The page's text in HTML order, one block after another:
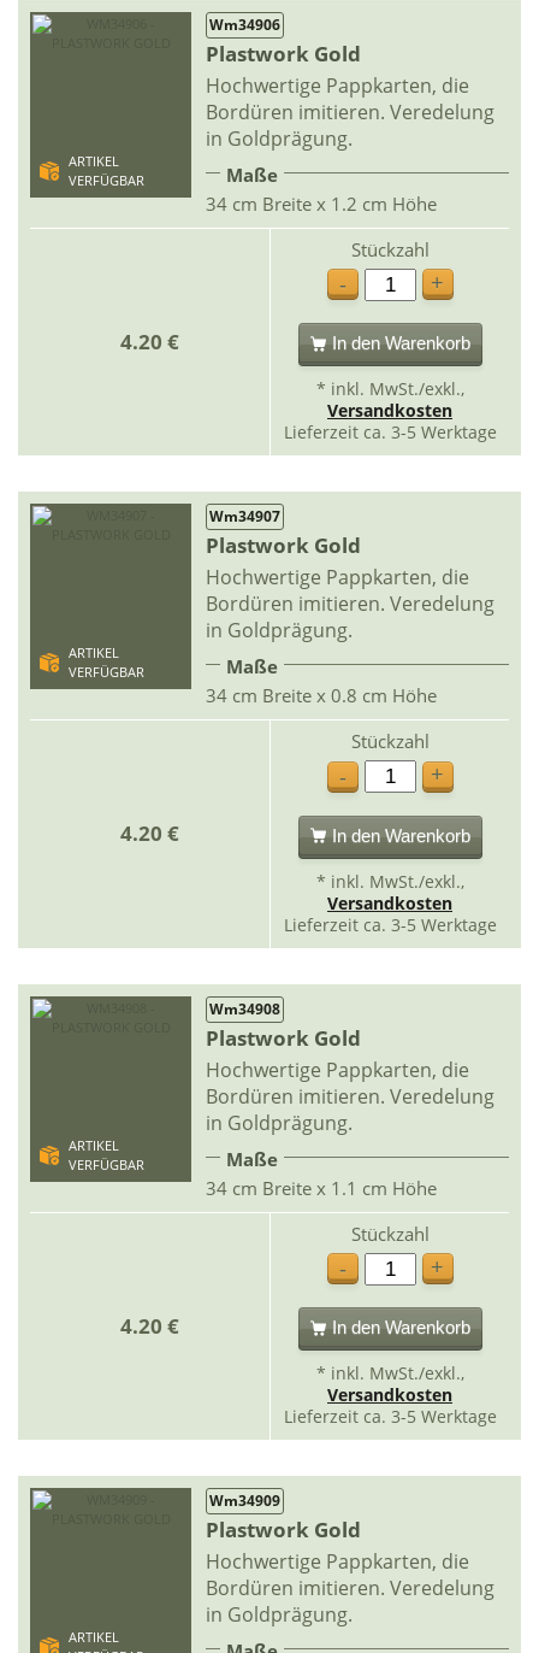
ARTIKEL
VERFÜGBAR
Wm34906
Plastwork Gold
Hochwertige Pappkarten, die
Bordüren imitieren. Veredelung
in Goldprägung.
Maße
34 cm Breite x 1.2 cm Höhe
4.20 €
Stückzahl
-
+
In den Warenkorb
* inkl. MwSt./exkl.,
Versandkosten
Lieferzeit ca. 3-5 Werktage
ARTIKEL
VERFÜGBAR
Wm34907
Plastwork Gold
Hochwertige Pappkarten, die
Bordüren imitieren. Veredelung
in Goldprägung.
Maße
34 cm Breite x 0.8 cm Höhe
4.20 €
Stückzahl
-
+
In den Warenkorb
* inkl. MwSt./exkl.,
Versandkosten
Lieferzeit ca. 3-5 Werktage
ARTIKEL
VERFÜGBAR
Wm34908
Plastwork Gold
Hochwertige Pappkarten, die
Bordüren imitieren. Veredelung
in Goldprägung.
Maße
34 cm Breite x 1.1 cm Höhe
4.20 €
Stückzahl
-
+
In den Warenkorb
* inkl. MwSt./exkl.,
Versandkosten
Lieferzeit ca. 3-5 Werktage
ARTIKEL
Wm34909
Plastwork Gold
Hochwertige Pappkarten, die
Bordüren imitieren. Veredelung
in Goldprägung.